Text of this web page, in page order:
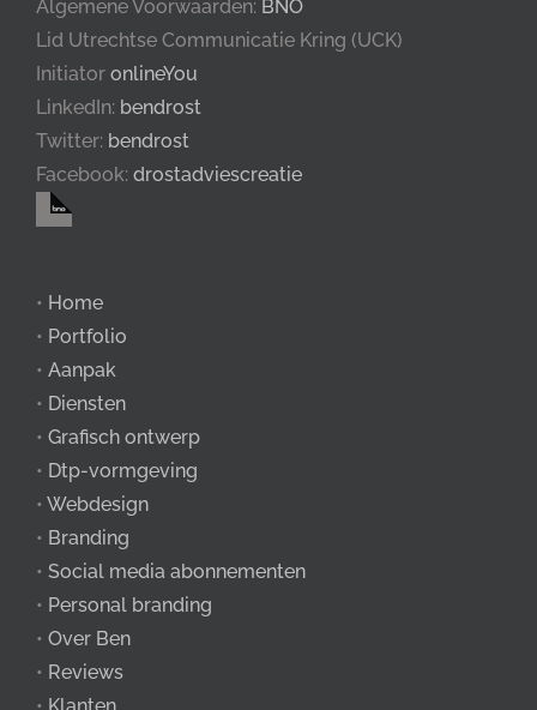
Algemene Voorwaarden: BNO
Lid Utrechtse Communicatie Kring (UCK)
Initiator onlineYou
LinkedIn: bendrost
Twitter: bendrost
Facebook: drostadviescreatie
• Home
• Portfolio
• Aanpak
• Diensten
• Grafisch ontwerp
• Dtp-vormgeving
• Webdesign
• Branding
• Social media abonnementen
• Personal branding
• Over Ben
• Reviews